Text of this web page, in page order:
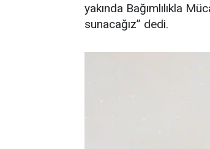
yakında Bağımlılıkla
sunacağız” dedi.